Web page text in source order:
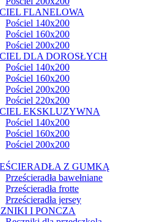
FLANELOWA
Pościel 140x200
Pościel 160x200
Pościel 200x200
DLA DOROSŁYCH
Pościel 140x200
Pościel 160x200
Pościel 200x200
Pościel 220x200
EKSKLUZYWNA
Pościel 140x200
Pościel 160x200
Pościel 200x200
Z GUMKĄ
Prześcieradła bawełniane
Prześcieradła frotte
Prześcieradła jersey
I PONCZA